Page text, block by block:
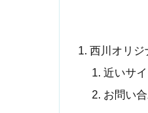
西川オリ
近いサ
お問い